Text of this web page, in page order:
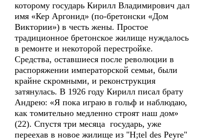
которому государь Кирилл Владимирович дал
имя «Кер Аргонид» (по-бретонски «Дом
Виктории») в честь жены. Простое
традиционное бретонское жилище нуждалось
в ремонте и некоторой перестройке.
Средства, оставшиеся после революции в
распоряжении императорской семьи, были
крайне скромными, и реконструкция
затянулась. В 1926 году Кирилл писал брату
Андрею: «Я пока играю в гольф и наблюдаю,
как томительно медленно строят наш дом»
(22). Спустя три месяца государь, уже
переехав в новое жилище из "H;tel des Peyre"